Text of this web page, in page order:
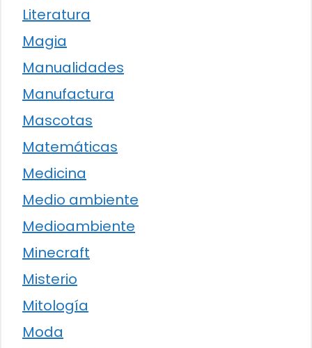
Literatura
Magia
Manualidades
Manufactura
Mascotas
Matemáticas
Medicina
Medio ambiente
Medioambiente
Minecraft
Misterio
Mitología
Moda